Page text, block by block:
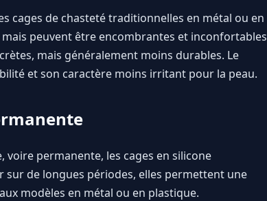
cages de chasteté traditionnelles en métal ou en
peuvent être encombrantes et inconfortables
mais généralement moins durables. Le
et son caractère moins irritant pour la peau.
voire permanente, les cages en silicone
de longues périodes, elles permettent une
modèles en métal ou en plastique.